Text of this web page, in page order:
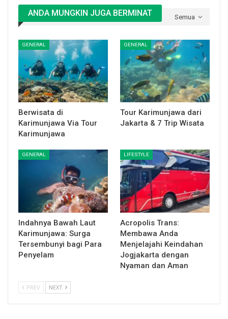
Semua
ANDA MUNGKIN JUGA BERMINAT
GENERAL
Berwisata di
Karimunjawa Via Tour
Karimunjawa
GENERAL
Tour Karimunjawa dari
Jakarta & 7 Trip Wisata
GENERAL
Indahnya Bawah Laut
Karimunjawa: Surga
Tersembunyi bagi Para
Penyelam
LIFESTYLE
Acropolis Trans:
Membawa Anda
Menjelajahi Keindahan
Jogjakarta dengan
Nyaman dan Aman
PREV NEXT